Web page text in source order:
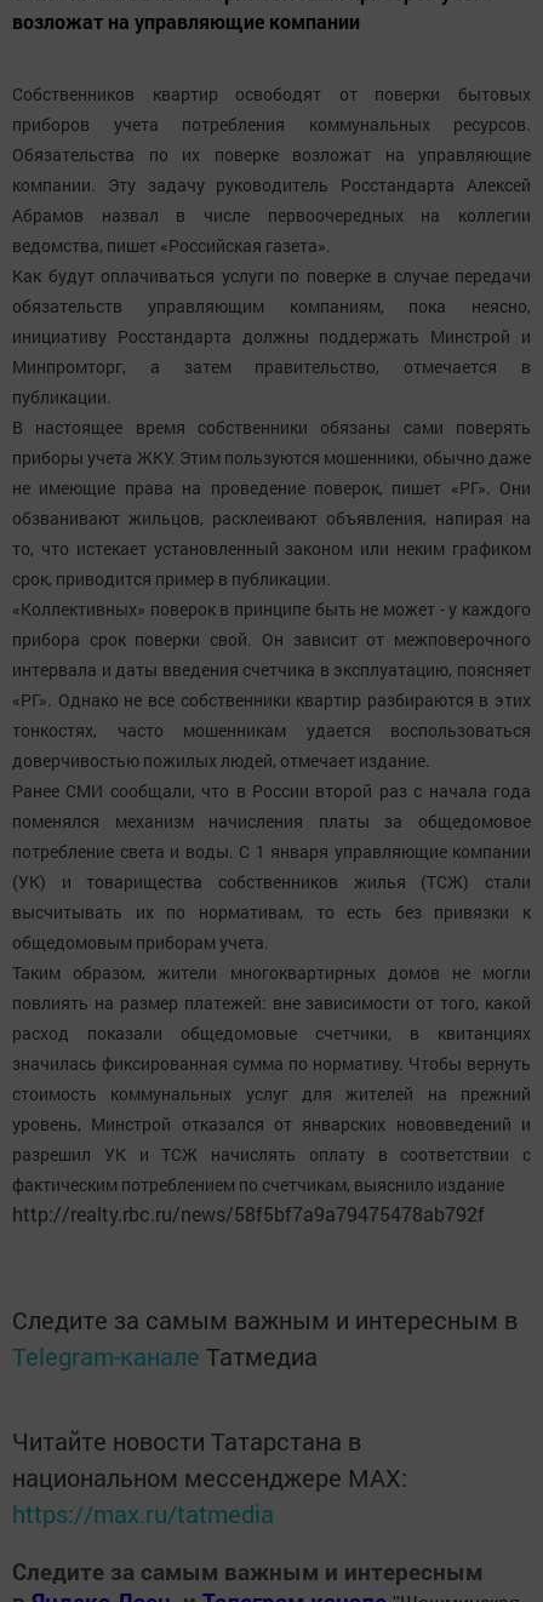
возложат на управляющие компании
Собственников квартир освободят от поверки бытовых
приборов учета потребления коммунальных ресурсов.
Обязательства по их поверке возложат на управляющие
компании. Эту задачу руководитель Росстандарта Алексей
Абрамов назвал в числе первоочередных на коллегии
ведомства, пишет «Российская газета».
Как будут оплачиваться услуги по поверке в случае передачи
обязательств управляющим компаниям, пока неясно,
инициативу Росстандарта должны поддержать Минстрой и
Минпромторг, а затем правительство, отмечается в
публикации.
В настоящее время собственники обязаны сами поверять
приборы учета ЖКУ. Этим пользуются мошенники, обычно даже
не имеющие права на проведение поверок, пишет «РГ». Они
обзванивают жильцов, расклеивают объявления, напирая на
то, что истекает установленный законом или неким графиком
срок, приводится пример в публикации.
«Коллективных» поверок в принципе быть не может - у каждого
прибора срок поверки свой. Он зависит от межповерочного
интервала и даты введения счетчика в эксплуатацию, поясняет
«РГ». Однако не все собственники квартир разбираются в этих
тонкостях, часто мошенникам удается воспользоваться
доверчивостью пожилых людей, отмечает издание.
Ранее СМИ сообщали, что в России второй раз с начала года
поменялся механизм начисления платы за общедомовое
потребление света и воды. С 1 января управляющие компании
(УК) и товарищества собственников жилья (ТСЖ) стали
высчитывать их по нормативам, то есть без привязки к
общедомовым приборам учета.
Таким образом, жители многоквартирных домов не могли
повлиять на размер платежей: вне зависимости от того, какой
расход показали общедомовые счетчики, в квитанциях
значилась фиксированная сумма по нормативу. Чтобы вернуть
стоимость коммунальных услуг для жителей на прежний
уровень, Минстрой отказался от январских нововведений и
разрешил УК и ТСЖ начислять оплату в соответствии с
фактическим потреблением по счетчикам, выяснило издание
http://realty.rbc.ru/news/58f5bf7a9a79475478ab792f
Следите за самым важным и интересным в
Telegram-канале Татмедиа
Читайте новости Татарстана в
национальном мессенджере MАХ:
https://max.ru/tatmedia
Следите за самым важным и интересным